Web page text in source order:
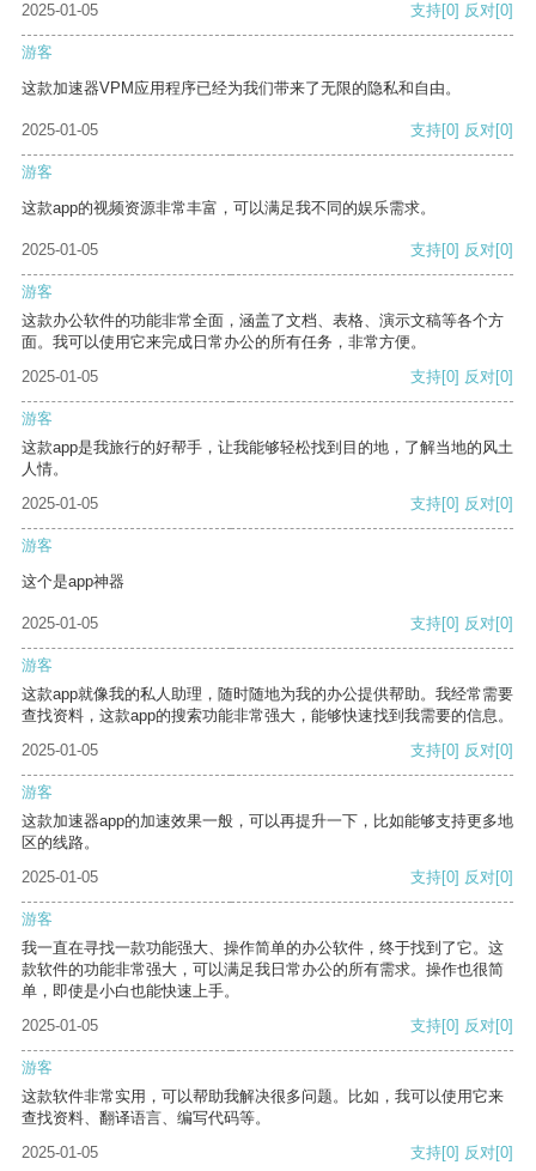
2025-01-05 支持[0] 反对[0]
游客
这款加速器VPM应用程序已经为我们带来了无限的隐私和自由。
2025-01-05 支持[0] 反对[0]
游客
这款app的视频资源非常丰富，可以满足我不同的娱乐需求。
2025-01-05 支持[0] 反对[0]
游客
这款办公软件的功能非常全面，涵盖了文档、表格、演示文稿等各个方
面。我可以使用它来完成日常办公的所有任务，非常方便。
2025-01-05
支持[0] 反对[0]
游客
这款app是我旅行的好帮手，让我能够轻松找到目的地，了解当地的风土
人情。
2025-01-05
支持[0] 反对[0]
游客
这个是app神器
2025-01-05 支持[0] 反对[0]
游客
这款app就像我的私人助理，随时随地为我的办公提供帮助。我经常需要
查找资料，这款app的搜索功能非常强大，能够快速找到我需要的信息。
2025-01-05
支持[0] 反对[0]
游客
这款加速器app的加速效果一般，可以再提升一下，比如能够支持更多地
区的线路。
2025-01-05
支持[0] 反对[0]
游客
我一直在寻找一款功能强大、操作简单的办公软件，终于找到了它。这
款软件的功能非常强大，可以满足我日常办公的所有需求。操作也很简
单，即使是小白也能快速上手。
2025-01-05
支持[0] 反对[0]
游客
这款软件非常实用，可以帮助我解决很多问题。比如，我可以使用它来
查找资料、翻译语言、编写代码等。
2025-01-05
支持[0] 反对[0]